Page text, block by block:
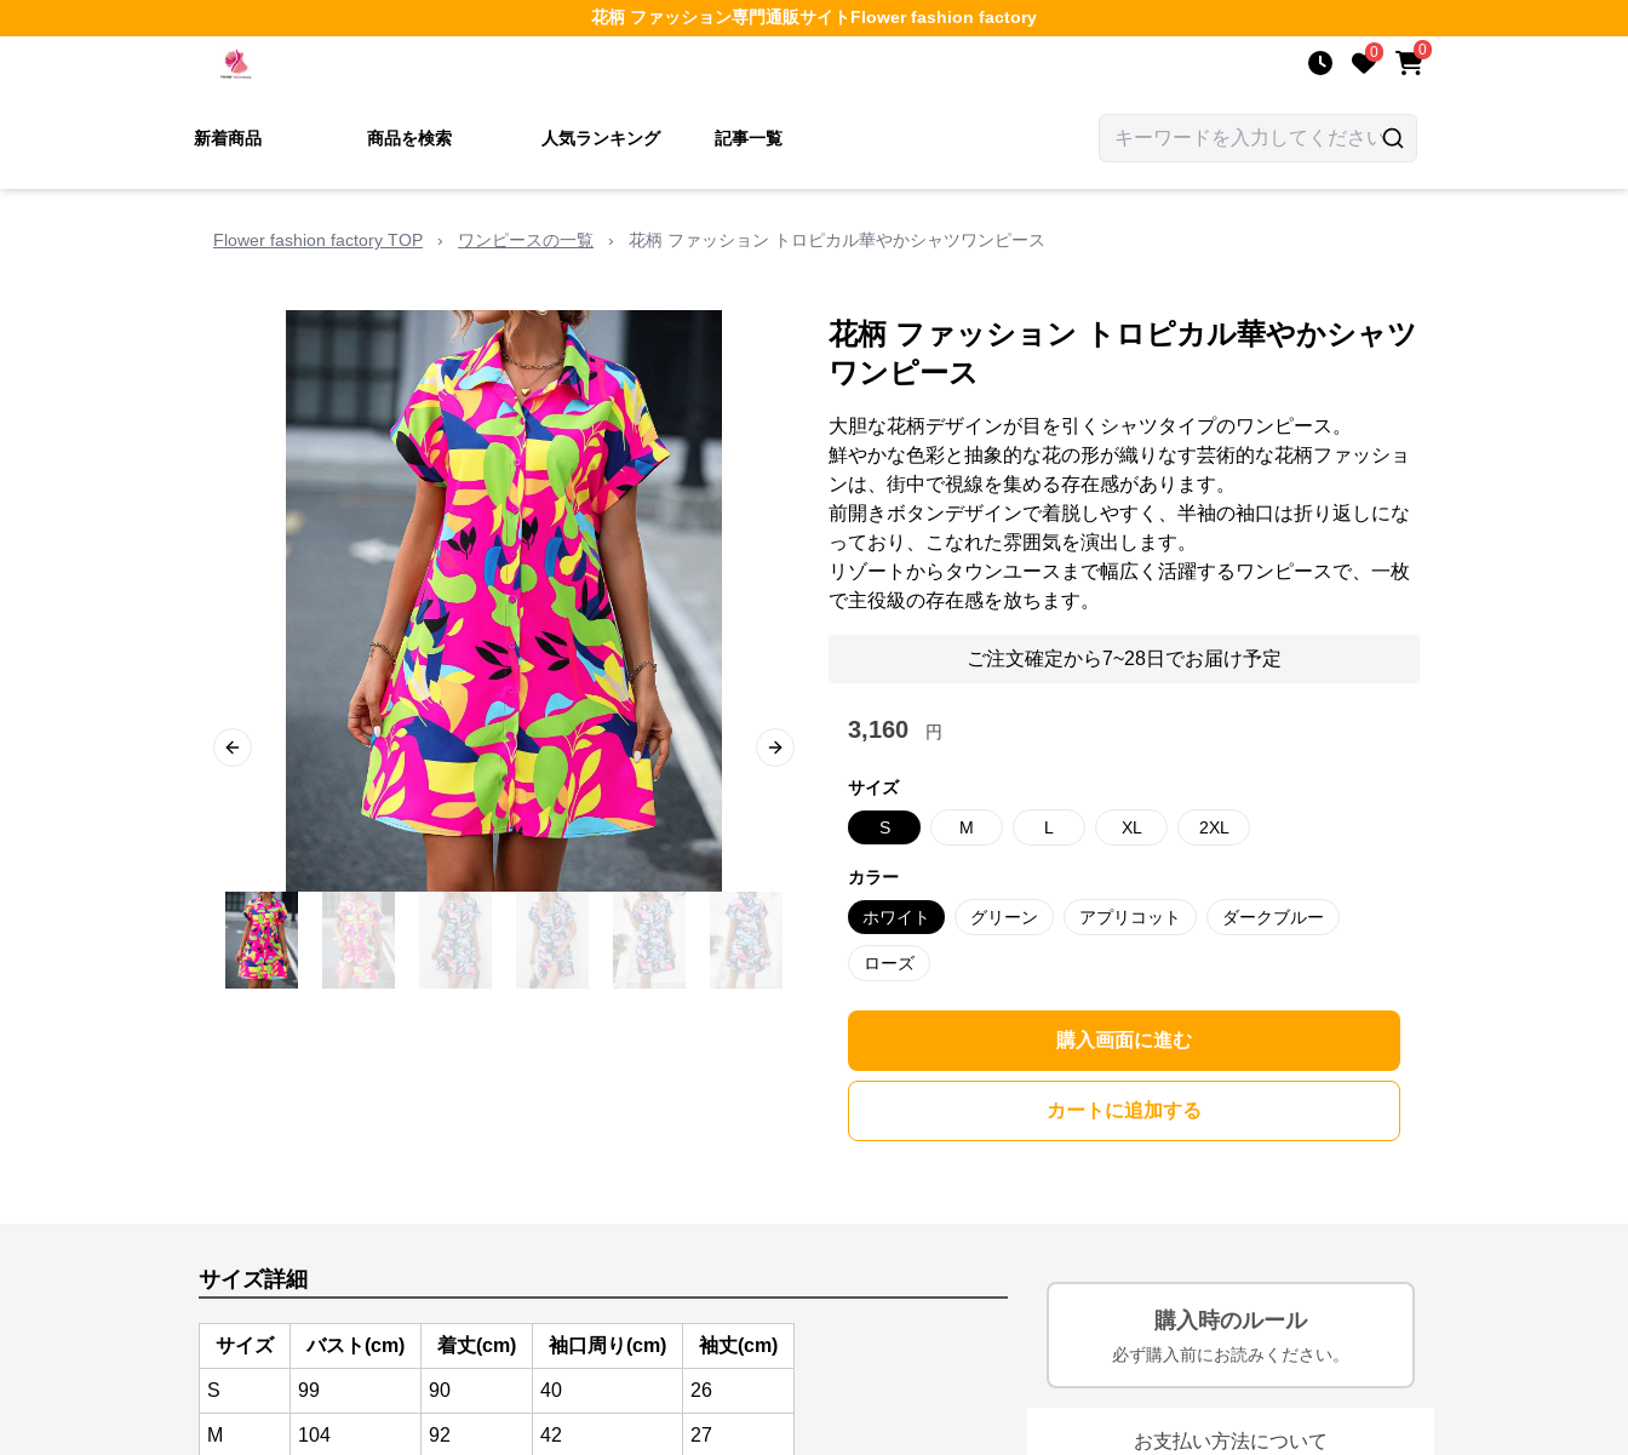
花柄 ファッション専門通販サイトFlower fashion factory
0 0
新着商品 商品を検索 人気ランキング 記事一覧
Flower fashion factory TOP › ワンピースの一覧 › 花柄 ファッション トロピカル華やかシャツワンピース
Previous slide Next slide
花柄 ファッション トロピカル華やかシャツ
ワンピース
大胆な花柄デザインが目を引くシャツタイプのワンピース。
鮮やかな色彩と抽象的な花の形が織りなす芸術的な花柄ファッショ
ンは、街中で視線を集める存在感があります。
前開きボタンデザインで着脱しやすく、半袖の袖口は折り返しにな
っており、こなれた雰囲気を演出します。
リゾートからタウンユースまで幅広く活躍するワンピースで、一枚
で主役級の存在感を放ちます。
ご注文確定から7~28日でお届け予定
3,160 円
サイズ
S M L XL 2XL
カラー
ホワイト グリーン アプリコット ダークブルー
ローズ
購入画面に進む
カートに追加する
サイズ詳細
サイズ バスト(cm) 着丈(cm) 袖口周り(cm) 袖丈(cm)
S 99 90 40 26
M 104 92 42 27
購入時のルール
必ず購入前にお読みください。
お支払い方法について